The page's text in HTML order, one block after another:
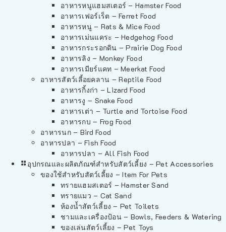
อาหารหนูแฮมสเตอร์ – Hamster Food
อาหารเฟอร์เร็ต – Ferret Food
อาหารหนู – Rats & Mice Food
อาหารเม่นแคระ – Hedgehog Food
อาหารกระรอกดิน – Prairie Dog Food
อาหารลิง – Monkey Food
อาหารเมียร์แคท – Meerkat Food
อาหารสัตว์เลี้อยคลาน – Reptile Food
อาหารกิ้งก่า – Lizard Food
อาหารงู – Snake Food
อาหารเต่า – Turtle and Tortoise Food
อาหารกบ – Frog Food
อาหารนก – Bird Food
อาหารปลา – Fish Food
อาหารปลา – All Fish Food
อุปกรณและผลิตภัณฑ์สำหรับสัตว์เลี้ยง – Pet Accessories
ของใช้สำหรับสัตว์เลี้ยง – Item For Pets
ทรายแฮมสเตอร์ – Hamster Sand
ทรายแมว – Cat Sand
ห้องน้ำสัตว์เลี้ยง – Pet Toilets
ชามและเครื่องป้อน – Bowls, Feeders & Watering
ของเล่นสัตว์เลี้ยง – Pet Toys